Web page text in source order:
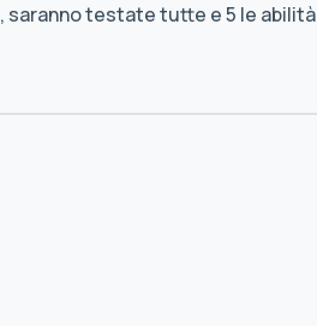
, saranno testate tutte e 5 le abilità